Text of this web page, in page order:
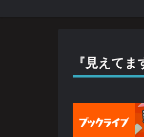
『見えて